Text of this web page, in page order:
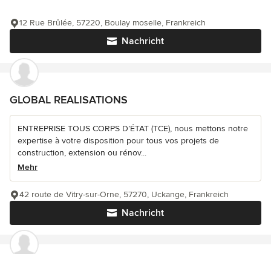
Nachricht
12 Rue Brûlée, 57220, Boulay moselle, Frankreich
GLOBAL REALISATIONS
ENTREPRISE TOUS CORPS D’ÉTAT (TCE), nous mettons notre
expertise à votre disposition pour tous vos projets de
construction, extension ou rénov...
Mehr
Nachricht
42 route de Vitry-sur-Orne, 57270, Uckange, Frankreich